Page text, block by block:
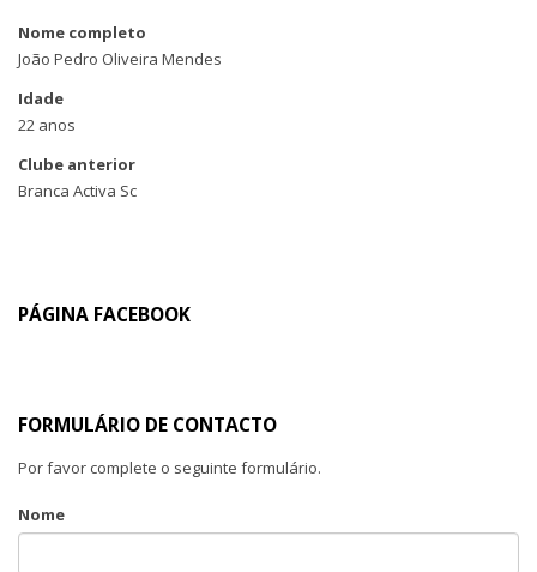
Nome completo
João Pedro Oliveira Mendes
Idade
22 anos
Clube anterior
Branca Activa Sc
PÁGINA FACEBOOK
FORMULÁRIO DE CONTACTO
Por favor complete o seguinte formulário.
Nome